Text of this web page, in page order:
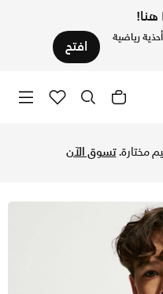
رياضية افتح
تسوق الآن